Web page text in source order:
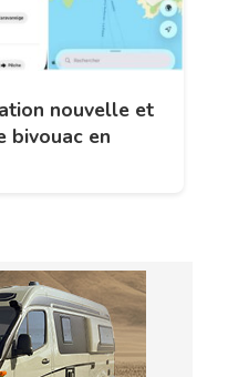
nouvelle et
bivouac en